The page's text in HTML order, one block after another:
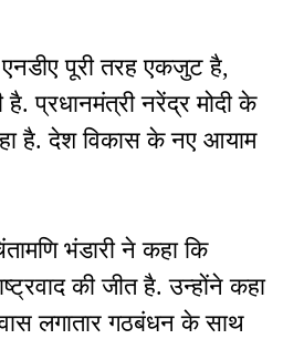
एनडीए पूरी तरह एकजुट है,
प्रधानमंत्री नरेंद्र मोदी के
है. देश विकास के नए आयाम
भंडारी ने कहा कि
की जीत है. उन्होंने कहा
लगातार गठबंधन के साथ